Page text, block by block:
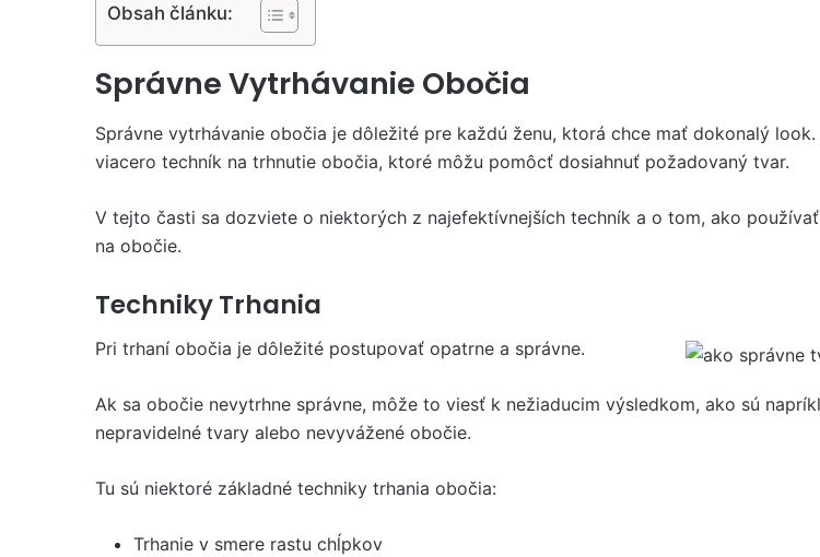
Obsah článku:
Správne Vytrhávanie Obočia
Správne vytrhávanie obočia je dôležité pre každú ženu, ktorá chce mať dokonalý look.
viacero techník na trhnutie obočia, ktoré môžu pomôcť dosiahnuť požadovaný tvar.
V tejto časti sa dozviete o niektorých z najefektívnejších techník a o tom, ako
na obočie.
Techniky Trhania
Pri trhaní obočia je dôležité postupovať opatrne a správne.
Ak sa obočie nevytrhne správne, môže to viesť k nežiaducim výsledkom, ako sú
nepravidelné tvary alebo nevyvážené obočie.
Tu sú niektoré základné techniky trhania obočia:
Trhanie v smere rastu chĺpkov